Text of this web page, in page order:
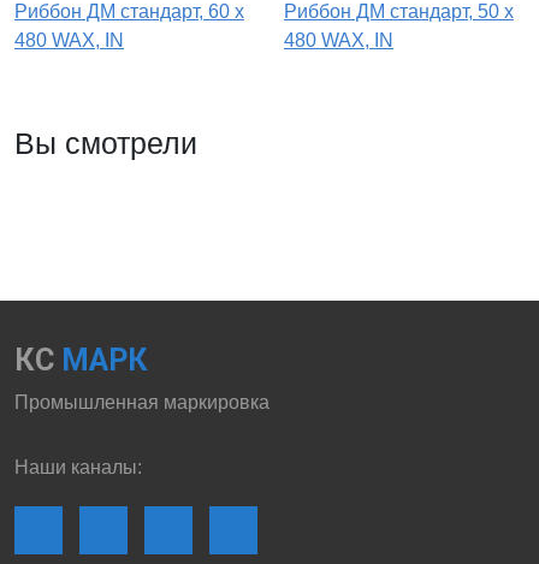
Риббон ДМ стандарт, 60 х
480 WAX, IN
Риббон ДМ стандарт, 50 х
480 WAX, IN
Вы смотрели
КС МАРК
Промышленная маркировка
Наши каналы: